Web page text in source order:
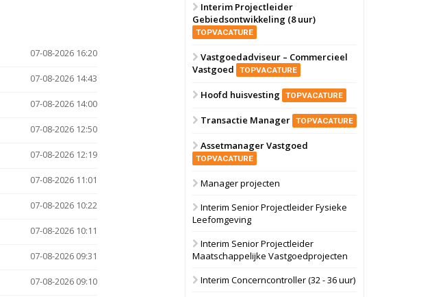
07-08-2026 16:20
07-08-2026 14:43
07-08-2026 14:00
07-08-2026 12:50
07-08-2026 12:19
07-08-2026 11:01
07-08-2026 10:22
07-08-2026 10:11
07-08-2026 09:31
07-08-2026 09:10
Zwanenburg
6 oktober 2026
Oranje
28 september 2026
bedrijventerrein
Bekijk
Schuinesloot
Interim Projectleider
Gebiedsontwikkeling (8 uur)
TOPVACATURE
Vastgoedadviseur – Commercieel
Vastgoed
TOPVACATURE
Hoofd huisvesting TOPVACATURE
Transactie Manager TOPVACATURE
Assetmanager Vastgoed
TOPVACATURE
Manager projecten
Interim Senior Projectleider Fysieke
Leefomgeving
Interim Senior Projectleider
Maatschappelijke Vastgoedprojecten
Interim Concerncontroller (32 - 36 uur)